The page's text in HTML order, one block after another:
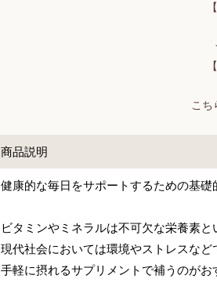
こち
商品説明
健康的な毎日をサポートするための基礎
ビタミンやミネラルは不可欠な栄養素
現代社会においては環境やストレスなど
手軽に摂れるサプリメントで補うのがお